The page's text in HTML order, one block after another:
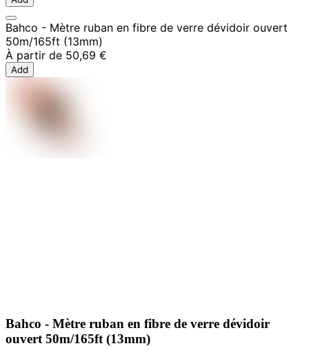
Bahco - Mètre ruban en fibre de verre dévidoir ouvert
50m/165ft (13mm)
À partir de 50,69 €
Add
Bahco - Mètre ruban en fibre de verre dévidoir
ouvert 50m/165ft (13mm)